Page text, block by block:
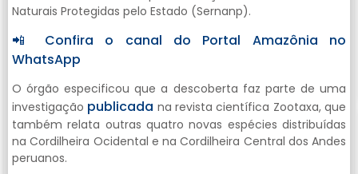
Naturais Protegidas pelo Estado (Sernanp).
📲 Confira o canal do Portal Amazônia no
WhatsApp
O órgão especificou que a descoberta faz parte de uma
investigação publicada na revista científica Zootaxa, que
também relata outras quatro novas espécies distribuídas
na Cordilheira Ocidental e na Cordilheira Central dos Andes
peruanos.